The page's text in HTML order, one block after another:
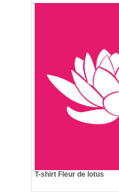
T-shirt Fleur de lotus